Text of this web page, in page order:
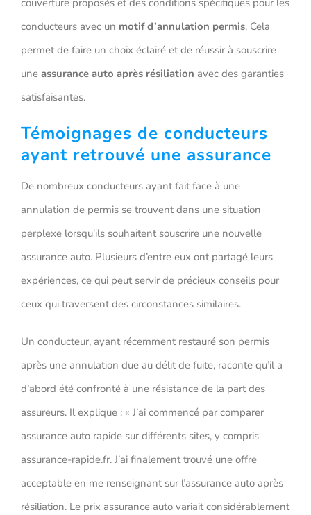
couverture proposés et des conditions spécifiques pour les
conducteurs avec un motif d’annulation permis. Cela
permet de faire un choix éclairé et de réussir à souscrire
une assurance auto après résiliation avec des garanties
satisfaisantes.
Témoignages de conducteurs
ayant retrouvé une assurance
De nombreux conducteurs ayant fait face à une
annulation de permis se trouvent dans une situation
perplexe lorsqu’ils souhaitent souscrire une nouvelle
assurance auto. Plusieurs d’entre eux ont partagé leurs
expériences, ce qui peut servir de précieux conseils pour
ceux qui traversent des circonstances similaires.
Un conducteur, ayant récemment restauré son permis
après une annulation due au délit de fuite, raconte qu’il a
d’abord été confronté à une résistance de la part des
assureurs. Il explique : « J’ai commencé par comparer
assurance auto rapide sur différents sites, y compris
assurance-rapide.fr. J’ai finalement trouvé une offre
acceptable en me renseignant sur l’assurance auto après
résiliation. Le prix assurance auto variait considérablement